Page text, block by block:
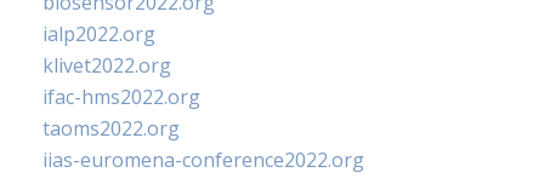
ialp2022.org
klivet2022.org
ifac-hms2022.org
taoms2022.org
iias-euromena-conference2022.org